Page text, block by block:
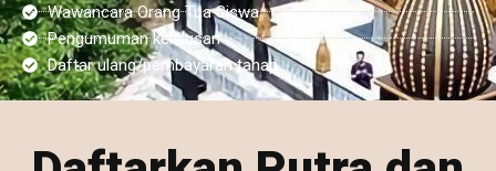
Wawancara Orang Tua Siswa
Pengumuman kelulusan
Daftar ulang/pembayaran tahap